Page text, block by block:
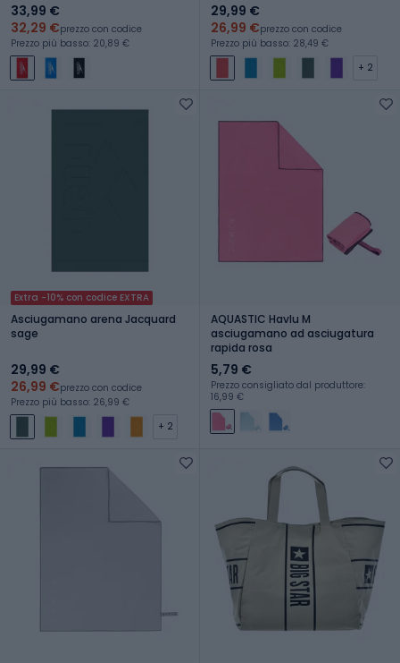
33,99 €
32,29 €prezzo con codice
Prezzo più basso: 20,89 €
29,99 €
26,99 €prezzo con codice
Prezzo più basso: 28,49 €
+ 2
Extra -10% con codice EXTRA
Asciugamano arena Jacquard
sage
29,99 €
26,99 €prezzo con codice
Prezzo più basso: 26,99 €
+ 2
AQUASTIC Havlu M
asciugamano ad asciugatura
rapida rosa
5,79 €
Prezzo consigliato dal produttore:
16,99 €